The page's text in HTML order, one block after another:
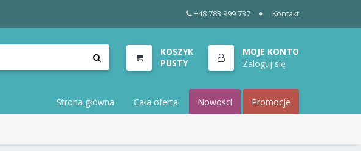
+48 783 999 737 Kontakt
KOSZYK
PUSTY
MOJE KONTO
Zaloguj się
Strona główna Cała oferta Nowości Promocje